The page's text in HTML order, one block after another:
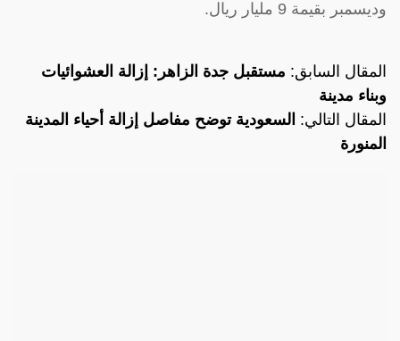
وديسمبر بقيمة 9 مليار ريال.
المقال السابق: مستقبل جدة الزاهر: إزالة العشوائيات
وبناء مدينة
المقال التالي: السعودية توضح مفاصل إزالة أحياء المدينة
المنورة